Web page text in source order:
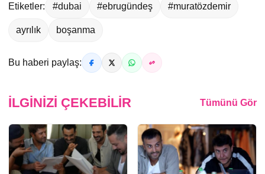
Etiketler: #dubai #ebrugündeş #muratözdemir
ayrılık boşanma
Bu haberi paylaş:
İLGINIZI ÇEKEBILIR Tümünü Gör